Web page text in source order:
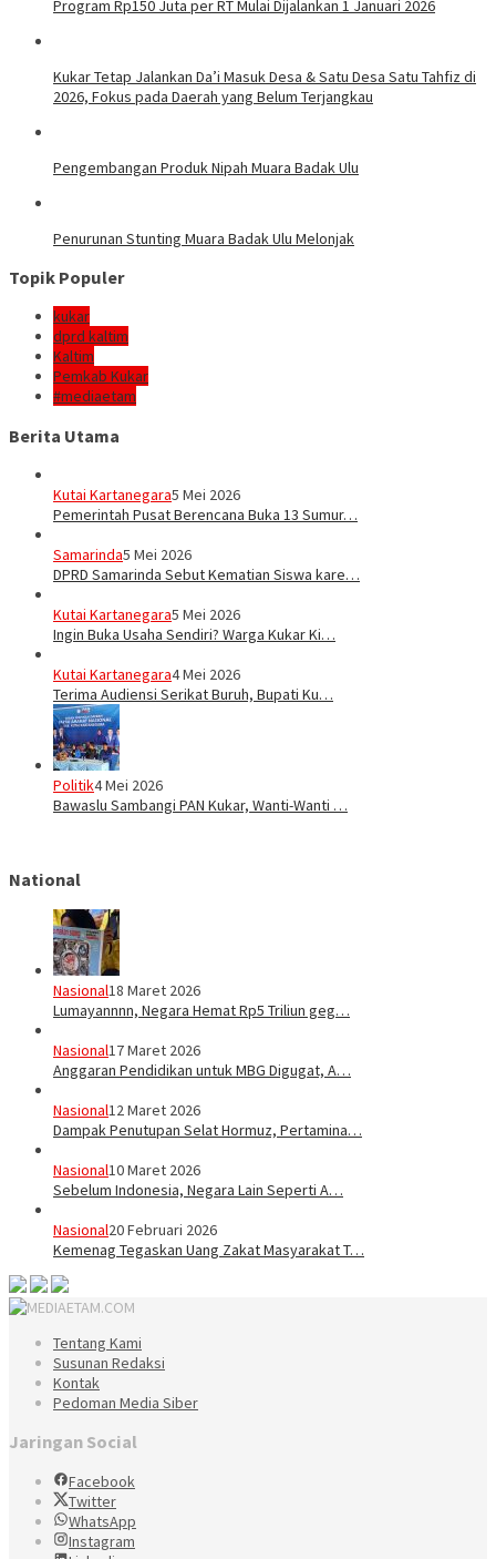
Program Rp150 Juta per RT Mulai Dijalankan 1 Januari 2026
Kukar Tetap Jalankan Da’i Masuk Desa & Satu Desa Satu Tahfiz di
2026, Fokus pada Daerah yang Belum Terjangkau
Pengembangan Produk Nipah Muara Badak Ulu
Penurunan Stunting Muara Badak Ulu Melonjak
Topik Populer
kukar
dprd kaltim
Kaltim
Pemkab Kukar
#mediaetam
Berita Utama
Kutai Kartanegara5 Mei 2026
Pemerintah Pusat Berencana Buka 13 Sumur…
Samarinda5 Mei 2026
DPRD Samarinda Sebut Kematian Siswa kare…
Kutai Kartanegara5 Mei 2026
Ingin Buka Usaha Sendiri? Warga Kukar Ki…
Kutai Kartanegara4 Mei 2026
Terima Audiensi Serikat Buruh, Bupati Ku…
Politik4 Mei 2026
Bawaslu Sambangi PAN Kukar, Wanti-Wanti …
National
Nasional18 Maret 2026
Lumayannnn, Negara Hemat Rp5 Triliun geg…
Nasional17 Maret 2026
Anggaran Pendidikan untuk MBG Digugat, A…
Nasional12 Maret 2026
Dampak Penutupan Selat Hormuz, Pertamina…
Nasional10 Maret 2026
Sebelum Indonesia, Negara Lain Seperti A…
Nasional20 Februari 2026
Kemenag Tegaskan Uang Zakat Masyarakat T…
Tentang Kami
Susunan Redaksi
Kontak
Pedoman Media Siber
Jaringan Social
Facebook
Twitter
WhatsApp
Instagram